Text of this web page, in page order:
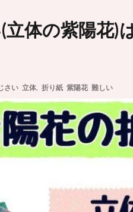
体の紫陽花)
さい 立体 折り紙 紫陽花 難しい